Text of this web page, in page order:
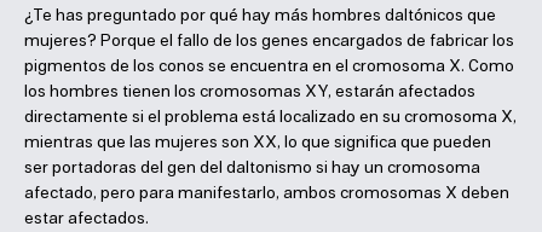
¿Te has preguntado por qué hay más hombres daltónicos que
mujeres? Porque el fallo de los genes encargados de fabricar los
pigmentos de los conos se encuentra en el cromosoma X. Como
los hombres tienen los cromosomas XY, estarán afectados
directamente si el problema está localizado en su cromosoma X,
mientras que las mujeres son XX, lo que significa que pueden
ser portadoras del gen del daltonismo si hay un cromosoma
afectado, pero para manifestarlo, ambos cromosomas X deben
estar afectados.